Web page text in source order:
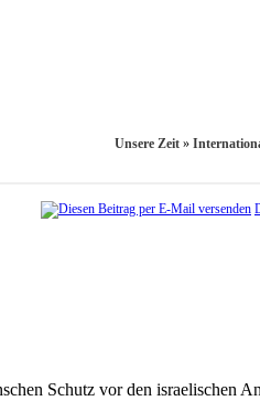
Unsere Zeit »
Schutz vor den israelischen